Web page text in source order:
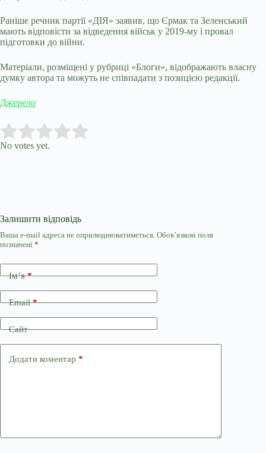
Раніше речник партії «ДІЯ» заявив, що Єрмак та Зеленський
мають відповісти за відведення військ у 2019-му і провал
підготовки до війни.
Матеріали, розміщені у рубриці «Блоги», відображають власну
думку автора та можуть не співпадати з позицією редакції.
Джерело
Rate this item:
No votes yet.
Залишити відповідь
Ваша e-mail адреса не оприлюднюватиметься. Обов’язкові поля
позначені *
Ім’я*
Email*
Сайт
Додати коментар *